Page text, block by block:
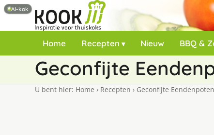
Home Recepten Nieuw BBQ &
Geconfijte
U bent hier: Home › Recepten › Geconfijte Eendenpoten
AI-kok